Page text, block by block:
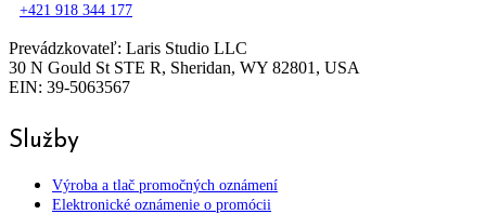
+421 918 344 177
Prevádzkovateľ: Laris Studio LLC
30 N Gould St STE R, Sheridan, WY 82801, USA
EIN: 39-5063567
Služby
Výroba a tlač promočných oznámení
Elektronické oznámenie o promócii